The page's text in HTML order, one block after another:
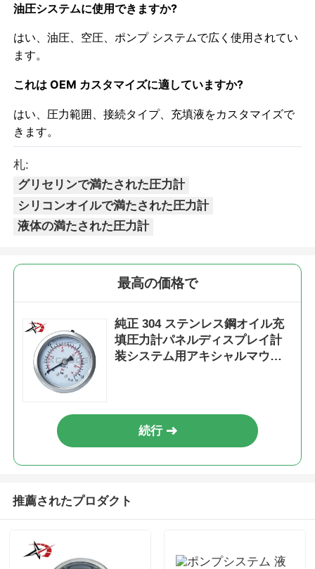
油圧システムに使用できますか?
はい、油圧、空圧、ポンプ システムで広く使用されてい
ます。
これは OEM カスタマイズに適していますか?
はい、圧力範囲、接続タイプ、充填液をカスタマイズで
きます。
札:
グリセリンで満たされた圧力計
シリコンオイルで満たされた圧力計
液体の満たされた圧力計
最高の価格で
純正 304 ステンレス鋼オイル充
填圧力計パネルディスプレイ計
装システム用アキシャルマウン
続行
推薦されたプロダクト